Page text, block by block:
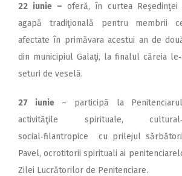
22 iunie – oferă, în curtea Reşedinţei
agapă tradiţională pentru membrii
afectate în primăvara acestui an de
din municipiul Galaţi, la finalul căreia
seturi de veselă.
27 iunie– participă la
activităţile spirituale,
social‑filantropice cu prilejul
Pavel, ocrotitorii spirituali ai
Zilei Lucrătorilor de Penitenciare.